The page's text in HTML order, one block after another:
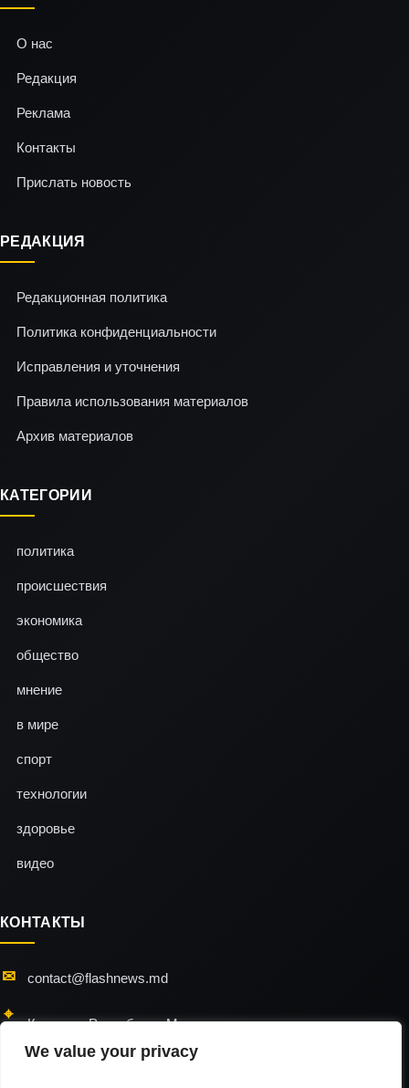
We value your privacy
О нас
Редакция
Реклама
Контакты
Прислать новость
РЕДАКЦИЯ
Редакционная политика
Политика конфиденциальности
Исправления и уточнения
Правила использования материалов
Архив материалов
КАТЕГОРИИ
политика
происшествия
экономика
общество
мнение
в мире
спорт
технологии
здоровье
видео
КОНТАКТЫ
contact@flashnews.md
Кишинэу, Республика Молдова